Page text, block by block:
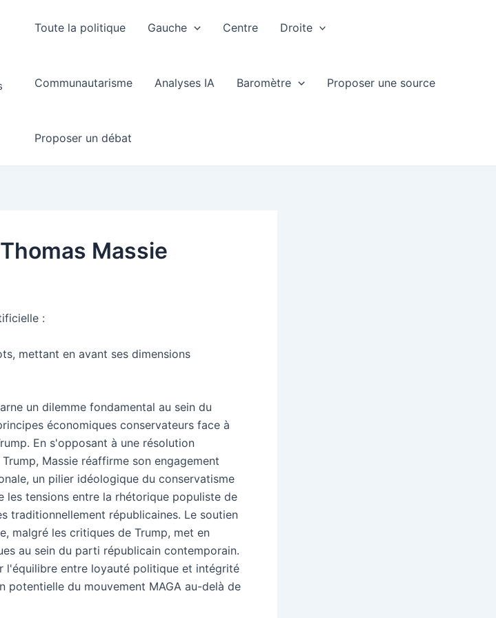
Toute la politique Gauche Centre Droite
Communautarisme Analyses IA Baromètre Proposer une source
Proposer un débat
Massie
:
mettant en avant ses dimensions
un dilemme fondamental au sein du
économiques conservateurs face à
En s'opposant à une résolution
Massie réaffirme son engagement
un pilier idéologique du conservatisme
tensions entre la rhétorique populiste de
traditionnellement républicaines. Le soutien
malgré les critiques de Trump, met en
au sein du parti républicain contemporain.
l'équilibre entre loyauté politique et intégrité
potentielle du mouvement MAGA au-delà de